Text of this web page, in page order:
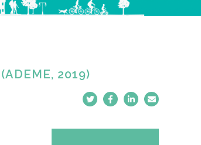
2019)